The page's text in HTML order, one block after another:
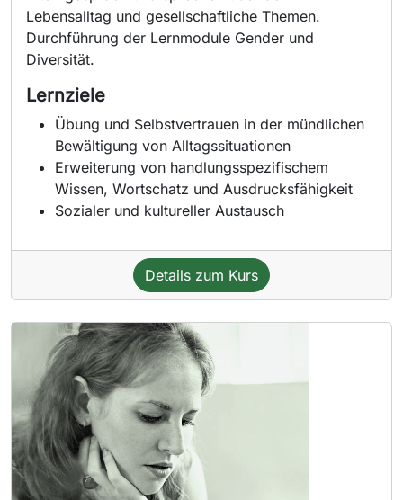
Lebensalltag und gesellschaftliche Themen.
Durchführung der Lernmodule Gender und
Diversität.
Lernziele
Übung und Selbstvertrauen in der mündlichen
Bewältigung von Alltagssituationen
Erweiterung von handlungsspezifischem
Wissen, Wortschatz und Ausdrucksfähigkeit
Sozialer und kultureller Austausch
Details zum Kurs